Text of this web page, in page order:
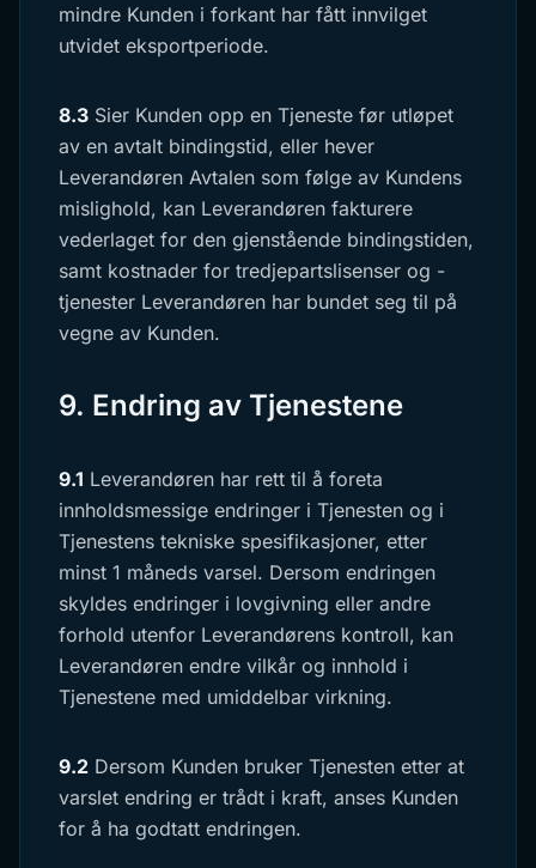
mindre Kunden i forkant har fått innvilget
utvidet eksportperiode.
8.3 Sier Kunden opp en Tjeneste før utløpet
av en avtalt bindingstid, eller hever
Leverandøren Avtalen som følge av Kundens
mislighold, kan Leverandøren fakturere
vederlaget for den gjenstående bindingstiden,
samt kostnader for tredjepartslisenser og -
tjenester Leverandøren har bundet seg til på
vegne av Kunden.
9. Endring av Tjenestene
9.1 Leverandøren har rett til å foreta
innholdsmessige endringer i Tjenesten og i
Tjenestens tekniske spesifikasjoner, etter
minst 1 måneds varsel. Dersom endringen
skyldes endringer i lovgivning eller andre
forhold utenfor Leverandørens kontroll, kan
Leverandøren endre vilkår og innhold i
Tjenestene med umiddelbar virkning.
9.2 Dersom Kunden bruker Tjenesten etter at
varslet endring er trådt i kraft, anses Kunden
for å ha godtatt endringen.